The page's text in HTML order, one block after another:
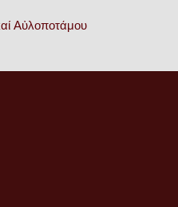
Αὐλοποτάμου